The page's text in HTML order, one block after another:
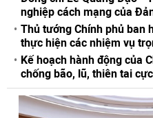
nghiệp cách mạng của
Thủ tướng Chính phủ ban
thực hiện các nhiệm vụ
Kế hoạch hành động của
chống bão, lũ, thiên tai